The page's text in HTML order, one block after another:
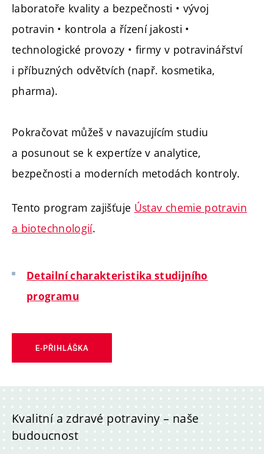
laboratoře kvality a bezpečnosti • vývoj
potravin • kontrola a řízení jakosti •
technologické provozy • firmy v potravinářství
i příbuzných odvětvích (např. kosmetika,
pharma).
Pokračovat můžeš v navazujícím studiu
a posunout se k expertíze v analytice,
bezpečnosti a moderních metodách kontroly.
Tento program zajišťuje Ústav chemie potravin
a biotechnologií.
Detailní charakteristika studijního
programu
E-PŘIHLÁŠKA
Kvalitní a zdravé potraviny – naše
budoucnost